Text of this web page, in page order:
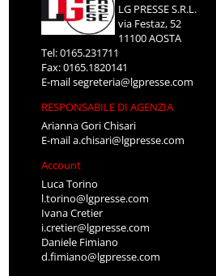
LG PRESSE S.R.L.
via Festaz, 52
11100 AOSTA
Tel: 0165.231711
Fax: 0165.1820141
E-mailsegreteria@lgpresse.com
RESPONSABILE DI AGENZIA
Arianna Gori Chisari
E-maila.chisari@lgpresse.com
Account
Luca Torino
l.torino@lgpresse.com
Ivana Cretier
i.cretier@lgpresse.com
Daniele Fimiano
d.fimiano@lgpresse.com